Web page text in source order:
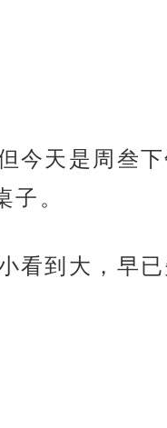
今天是周叁
。
看到大，早